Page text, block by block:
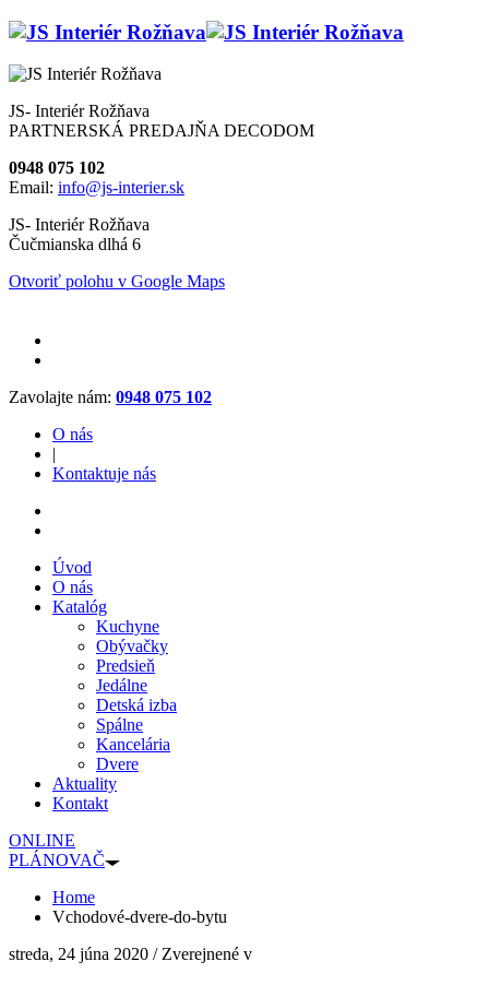
JS- Interiér Rožňava
PARTNERSKÁ PREDAJŇA DECODOM
0948 075 102
Email: info@js-interier.sk
JS- Interiér Rožňava
Čučmianska dlhá 6
Otvoriť polohu v Google Maps
Zavolajte nám: 0948 075 102
O nás
|
Kontaktuje nás
Úvod
O nás
Katalóg
Kuchyne
Obývačky
Predsieň
Jedálne
Detská izba
Spálne
Kancelária
Dvere
Aktuality
Kontakt
ONLINE
PLÁNOVAČ
Home
Vchodové-dvere-do-bytu
streda, 24 júna 2020 /Zverejnené v